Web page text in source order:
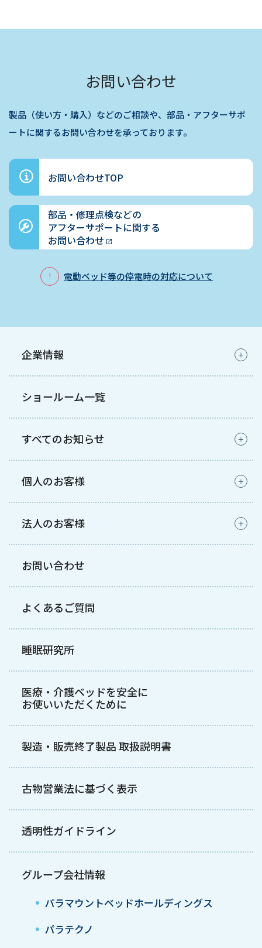
お問い合わせ
製品（使い方・購入）などのご相談や、部品・アフターサポ
ートに関するお問い合わせを承っております。
お問い合わせTOP
部品・修理点検などの
アフターサポートに関する
お問い合わせ
電動ベッド等の停電時の対応について
企業情報
ショールーム一覧
すべてのお知らせ
個人のお客様
法人のお客様
お問い合わせ
よくあるご質問
睡眠研究所
医療・介護ベッドを安全に
お使いいただくために
製造・販売終了製品 取扱説明書
古物営業法に基づく表示
透明性ガイドライン
グループ会社情報
パラマウントベッドホールディングス
パラテクノ